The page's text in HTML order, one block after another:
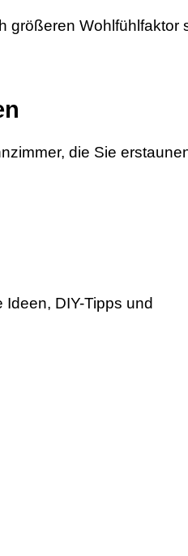
größeren Wohlfühlfaktor
die Sie
DIY-Tipps und